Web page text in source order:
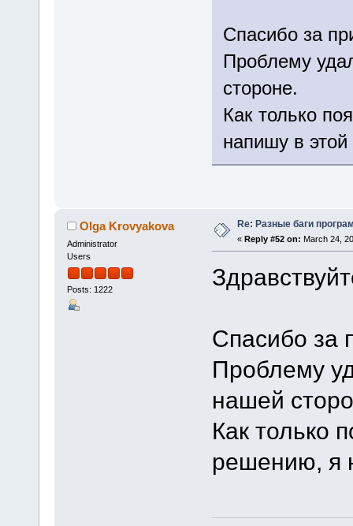
Спасибо за
Проблему
стороне.
Как только
напишу в
Olga Krovyakova
Administrator
Users
Posts: 1222
Re: Разные баги
« Reply #52 on: March 24,
Спасибо за
Проблему
нашей
Как только
решению, я